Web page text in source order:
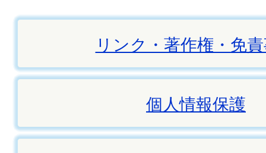
リンク・著作権・免
個人情報保護